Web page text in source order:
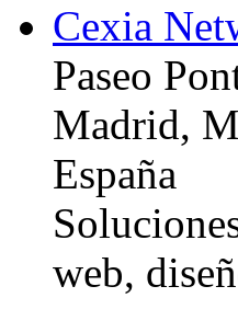
Cexia
Paseo
Madrid,
España
web,